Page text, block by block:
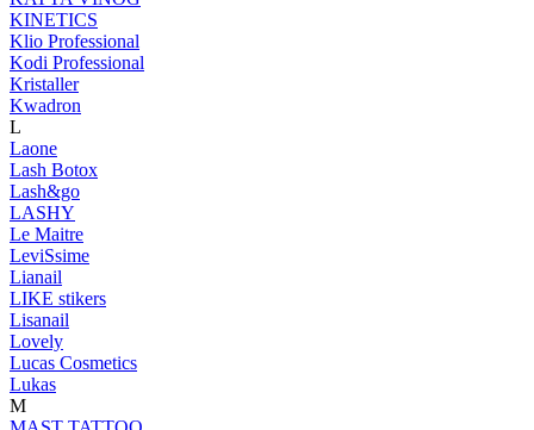
KINETICS
Klio Professional
Kodi Professional
Kristaller
Kwadron
L
Laone
Lash Botox
Lash&go
LASHY
Le Maitre
LeviSsime
Lianail
LIKE stikers
Lisanail
Lovely
Lucas Cosmetics
Lukas
M